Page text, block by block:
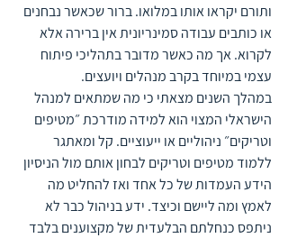
ותורם יקראו אותו במלואו. ברור שכאשר נבחנים
או כותבים עבודה סמינריונית אין ברירה אלא
לקרוא. אך מה כאשר מדובר בתהליכי פיתוח
עצמי במיוחד בקרב מנהלים ויועצים.
במהלך השנים מצאתי כי מה שמתאים למנהל
הישראלי המצוי הוא למידה מודרכת ״מטיפים
וטריקים״ ניהוליים או ייעוציים. קל ומאתגר
ללמוד מטיפים וטריקים לבחון אותם מול הניסיון
הידע העמדות של כל אחד ואז להחליט מה
לאמץ ומה ליישם וכיצד. ידע בניהול כבר לא
ניתפס כנחלתם הבלעדית של מקצוענים בלבד